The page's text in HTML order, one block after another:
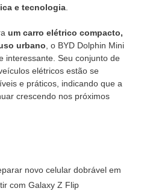
e tecnologia
um carro elétrico compacto,
urbano , o BYD Dolphin Mini
interessante. Seu conjunto de
elétricos estão se
e práticos, indicando que a
crescendo nos próximos
novo celular dobrável em
com Galaxy Z Flip